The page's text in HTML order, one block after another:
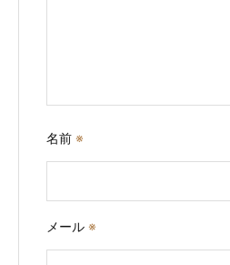
名前 ※
メール ※